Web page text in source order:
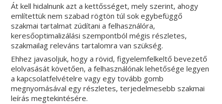
Át kell hidalnunk azt a kettősséget, mely szerint, ahogy
említettük nem szabad rögtön túl sok egybefüggő
szakmai tartalmat zúdítani a felhasználóra,
keresőoptimalizálási szempontból mégis részletes,
szakmailag releváns tartalomra van szükség.
Ehhez javasoljuk, hogy a rövid, figyelemfelkeltő bevezető
elolvasását követően, a felhasználónak lehetősége legyen
a kapcsolatfelvételre vagy egy tovább gomb
megnyomásával egy részletes, terjedelmesebb szakmai
leírás megtekintésére.